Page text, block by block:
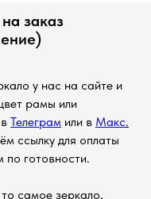
заказ
у нас на сайте и
рамы или
Телеграм или в Макс.
ссылку для оплаты
по готовности.
самое зеркало,